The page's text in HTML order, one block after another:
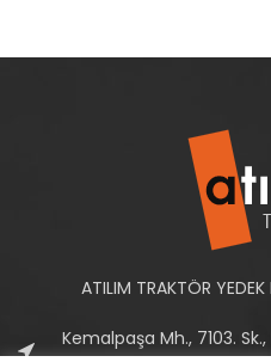
ATILIM TRAKTÖR
Kemalpaşa Mh., 7103.